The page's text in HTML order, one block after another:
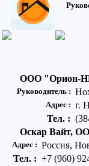
ООО "Орион-
Руководитель :
Адрес : г.
Тел. :
Оскар Вайт,
Адрес : Россия,
Тел. : +7 (960)